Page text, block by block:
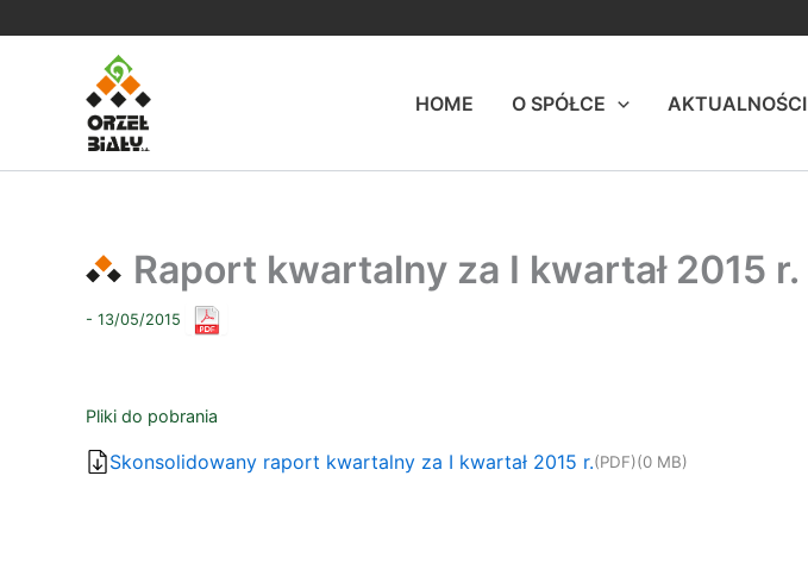
HOME
O SPÓŁCE AKTUALNOŚCI
Raport kwartalny za I kwartał 2015 r.
- 13/05/2015
Pliki do pobrania
Skonsolidowany raport kwartalny za I kwartał 2015 r.(PDF)(0 MB)